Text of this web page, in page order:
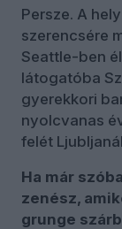
Persze. A
szerencsére
Seattle-ben
látogatóba
gyerekkori
nyolcvanas
felét
Ha már
zenész,
grunge